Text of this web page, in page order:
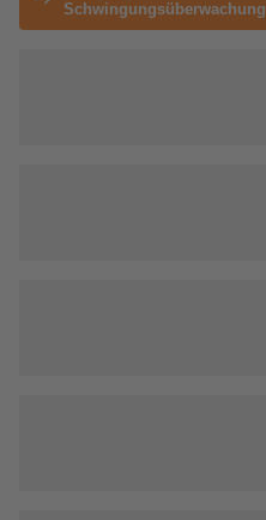
Schwingungsüberwachung